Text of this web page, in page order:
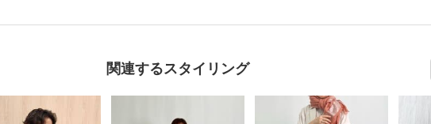
関連するスタイリング